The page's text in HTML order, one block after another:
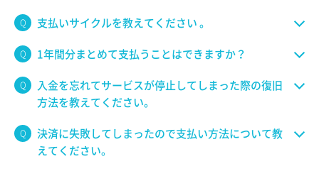
支払いサイクルを教えてください 。
1年間分まとめて支払うことはできますか？
入金を忘れてサービスが停止してしまった際の復旧
方法を教えてください。
決済に失敗してしまったので支払い方法について教
えてください。